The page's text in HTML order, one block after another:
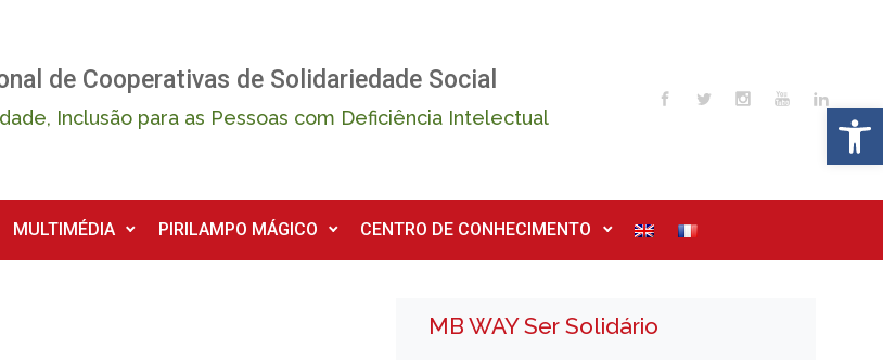
de Cooperativas de Solidariedade Social
Inclusão para as Pessoas com Deficiência Intelectual
MULTIMÉDIA PIRILAMPO MÁGICO CENTRO DE CONHECIMENTO
MB WAY Ser Solidário